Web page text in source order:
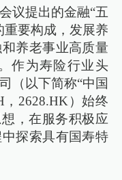
议提出的金融“五
重要构成，发展养
养老事业高质量
作为寿险行业头
（以下简称“中国
，2628.HK）始终
，在服务积极应
探索具有国寿特